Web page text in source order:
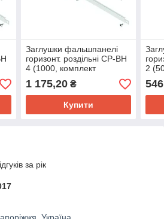
Заглушки фальшпанелі
горизонт. роздільні CP-BН
4 (1000, комплект
верх.+ниж.)
1 175,20₴
Купити
2
546
за рік